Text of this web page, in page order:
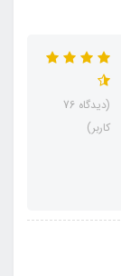
(دیدگاه 76
کاربر)